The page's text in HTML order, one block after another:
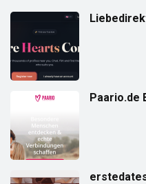
Paario.de